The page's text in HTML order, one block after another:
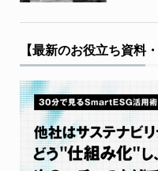
【最新のお役立ち資料